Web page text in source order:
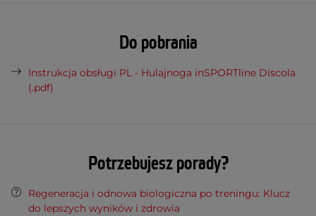
Do pobrania
Instrukcja obsługi PL - Hulajnoga inSPORTline Discola
(.pdf)
Potrzebujesz porady?
Regeneracja i odnowa biologiczna po treningu: Klucz
do lepszych wyników i zdrowia